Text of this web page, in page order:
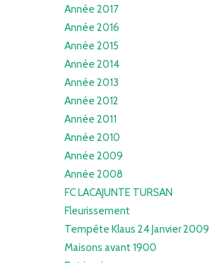
Année 2017
Année 2016
Année 2015
Année 2014
Année 2013
Année 2012
Année 2011
Année 2010
Année 2009
Année 2008
FC LACAJUNTE TURSAN
Fleurissement
Tempête Klaus 24 Janvier 2009
Maisons avant 1900